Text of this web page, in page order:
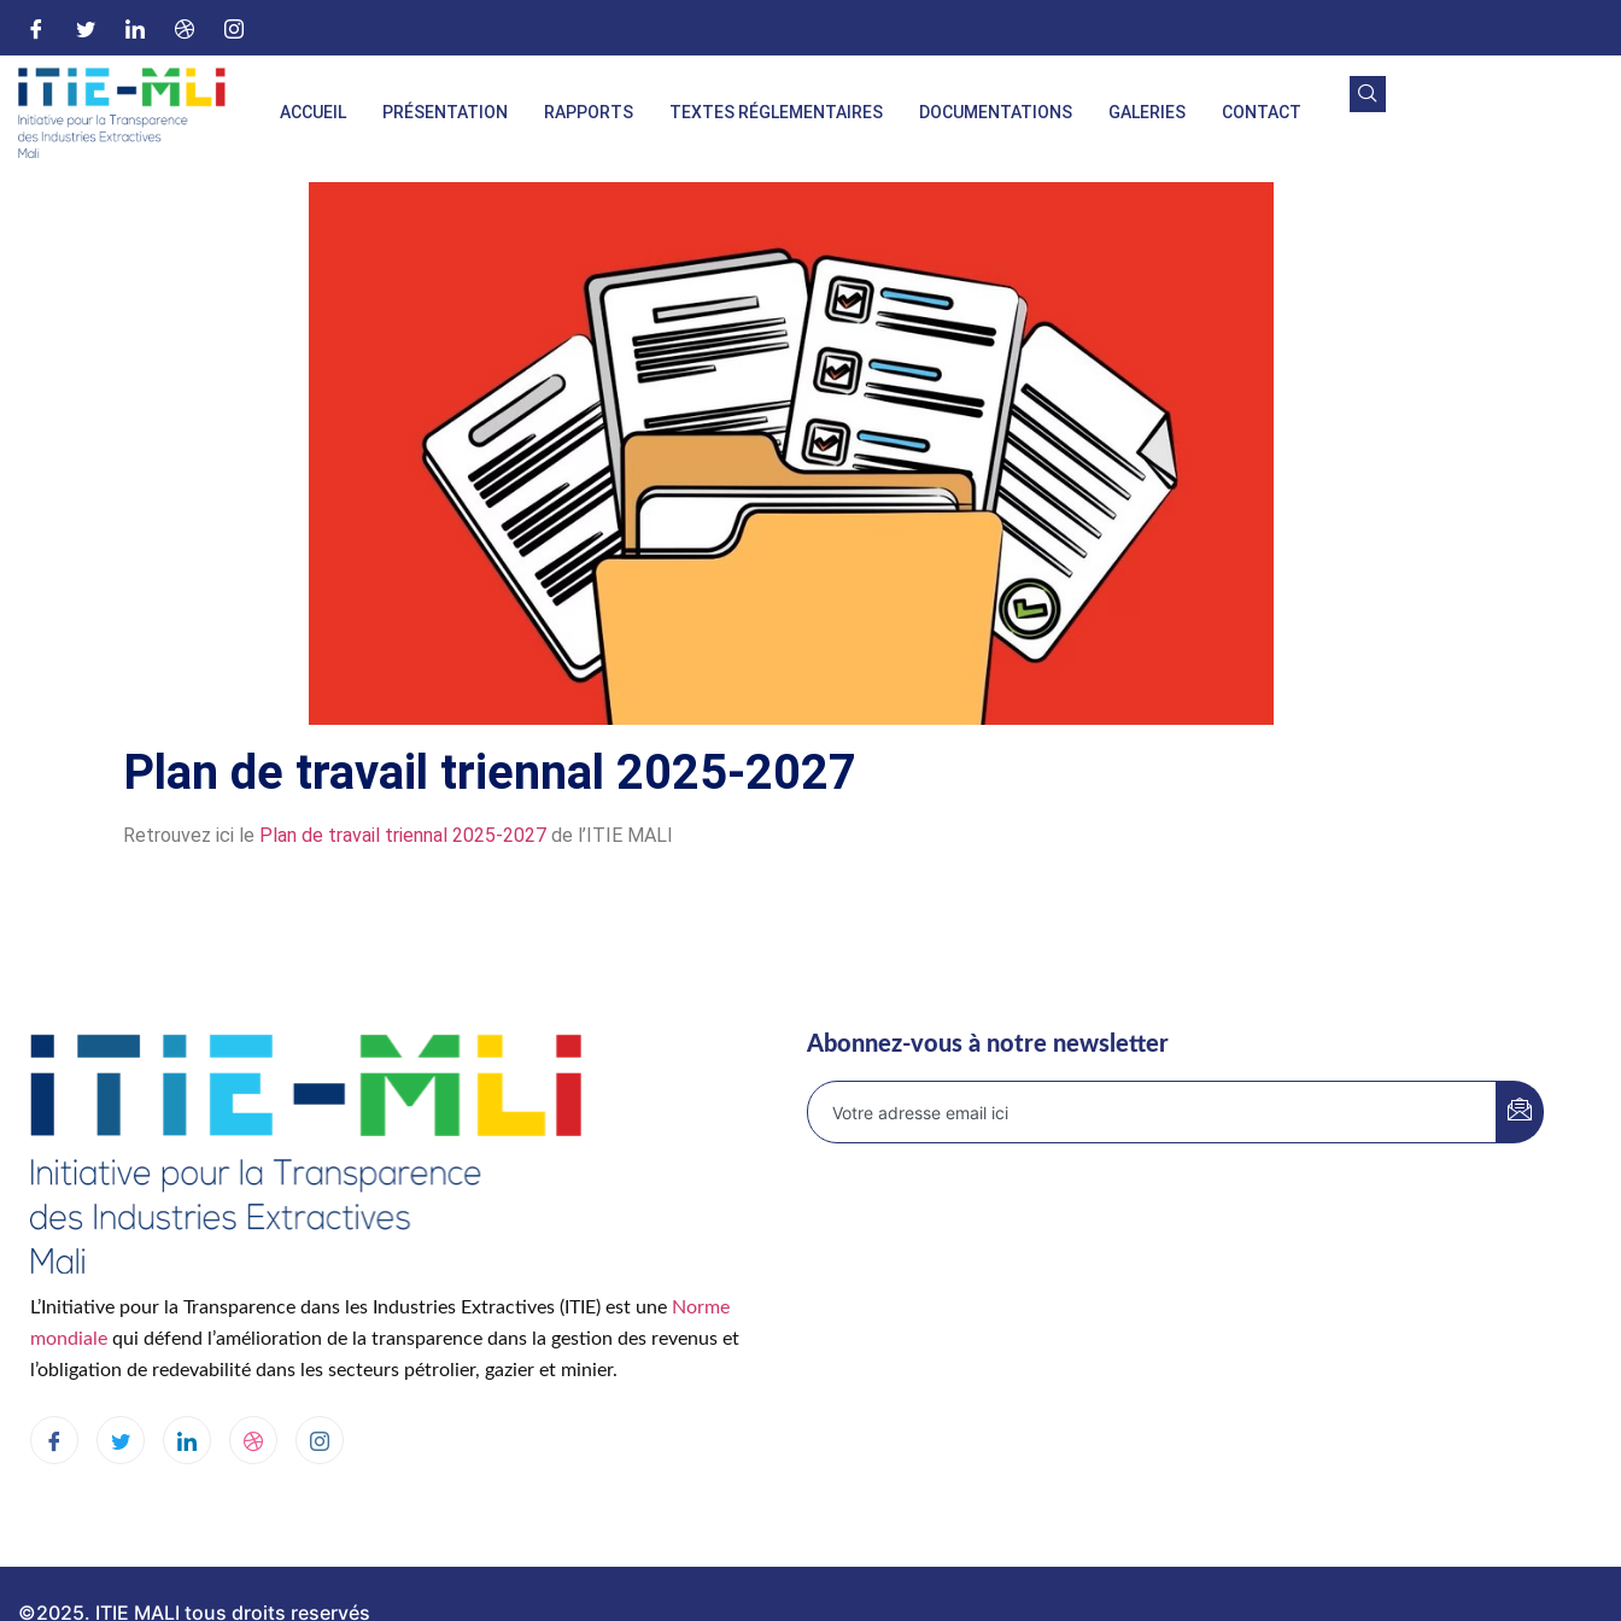
ACCUEIL PRÉSENTATION RAPPORTS TEXTES RÉGLEMENTAIRES DOCUMENTATIONS GALERIES CONTACT
Plan de travail triennal 2025-2027
Retrouvez ici le Plan de travail triennal 2025-2027 de l’ITIE MALI
L’Initiative pour la Transparence dans les Industries Extractives (ITIE) est une Norme
mondiale qui défend l’amélioration de la transparence dans la gestion des revenus et
l’obligation de redevabilité dans les secteurs pétrolier, gazier et minier.
Abonnez-vous à notre newsletter
©2025. ITIE MALI tous droits reservés